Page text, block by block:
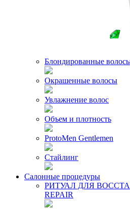
Блондированные
Окрашенные волосы
Увлажнение волос
Объем и плотность
ProtoMen Gentlemen
Стайлинг
Салонные процедуры
РИТУАЛ ДЛЯ
REPAIR